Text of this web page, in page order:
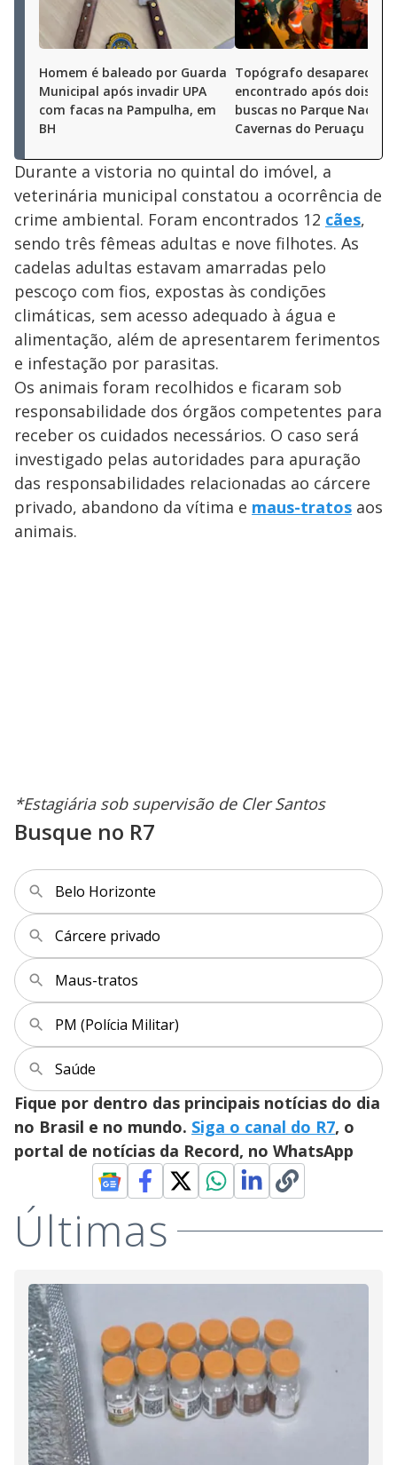
Homem é baleado por Guarda
Municipal após invadir UPA
com facas na Pampulha, em
BH
Topógrafo desaparecido
encontrado após dois
buscas no Parque
Cavernas do Peruaçu (MG)
Durante a vistoria no quintal do imóvel, a
veterinária municipal constatou a ocorrência de
crime ambiental. Foram encontrados 12 cães,
sendo três fêmeas adultas e nove filhotes. As
cadelas adultas estavam amarradas pelo
pescoço com fios, expostas às condições
climáticas, sem acesso adequado à água e
alimentação, além de apresentarem ferimentos
e infestação por parasitas.
Os animais foram recolhidos e ficaram sob
responsabilidade dos órgãos competentes para
receber os cuidados necessários. O caso será
investigado pelas autoridades para apuração
das responsabilidades relacionadas ao cárcere
privado, abandono da vítima e maus-tratos aos
animais.
*Estagiária sob supervisão de Cler Santos
Busque no R7
Belo Horizonte
Cárcere privado
Maus-tratos
PM (Polícia Militar)
Saúde
Fique por dentro das principais notícias do dia
no Brasil e no mundo. Siga o canal do R7, o
portal de notícias da Record, no WhatsApp
Últimas